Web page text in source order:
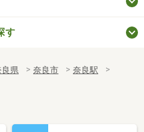
す
良県 奈良市
奈良駅